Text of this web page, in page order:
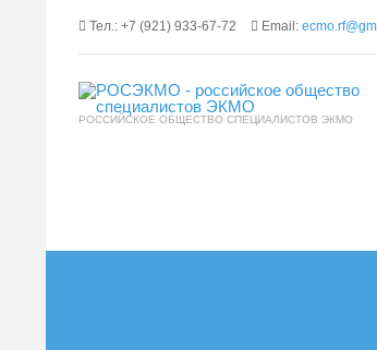
Тел.: +7 (921) 933-67-72 Email:
РОССИЙСКОЕ ОБЩЕСТВО СПЕЦИАЛИСТОВ ЭКМО